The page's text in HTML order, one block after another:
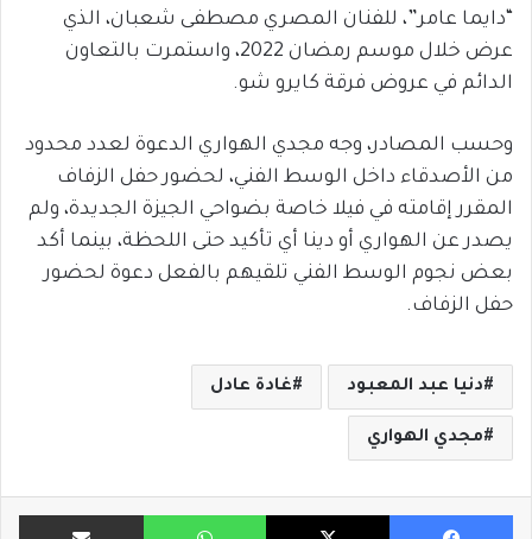
“دايما عامر”، للفنان المصري مصطفى شعبان، الذي
عرض خلال موسم رمضان 2022، واستمرت بالتعاون
الدائم في عروض فرقة كايرو شو.
وحسب المصادر، وجه مجدي الهواري الدعوة لعدد محدود
من الأصدقاء داخل الوسط الفني، لحضور حفل الزفاف
المقرر إقامته في فيلا خاصة بضواحي الجيزة الجديدة، ولم
يصدر عن الهواري أو دينا أي تأكيد حتى اللحظة، بينما أكد
بعض نجوم الوسط الفني تلقيهم بالفعل دعوة لحضور
حفل الزفاف.
دنيا عبد المعبود غادة عادل
مجدي الهواري
فيسبوك X واتساب مشاركة